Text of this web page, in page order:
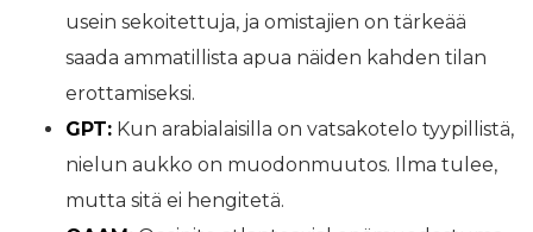
usein sekoitettuja, ja omistajien on tärkeää
saada ammatillista apua näiden kahden tilan
erottamiseksi.
GPT: Kun arabialaisilla on vatsakotelo tyypillistä,
nielun aukko on muodonmuutos. Ilma tulee,
mutta sitä ei hengitetä.